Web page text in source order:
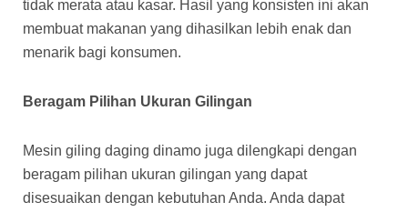
tidak merata atau kasar. Hasil yang konsisten ini akan
membuat makanan yang dihasilkan lebih enak dan
menarik bagi konsumen.
Beragam Pilihan Ukuran Gilingan
Mesin giling daging dinamo juga dilengkapi dengan
beragam pilihan ukuran gilingan yang dapat
disesuaikan dengan kebutuhan Anda. Anda dapat